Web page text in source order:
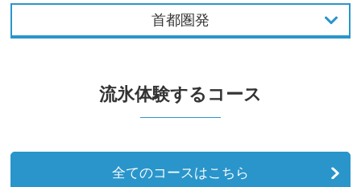
首都圏発
中部発
九州発
流氷体験するコース
全てのコースはこちら